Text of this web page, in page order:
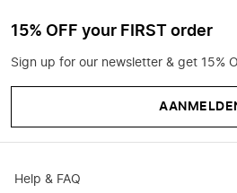
15% OFF your FIRST order
Sign up for our newsletter & get 15%
Help & FAQ